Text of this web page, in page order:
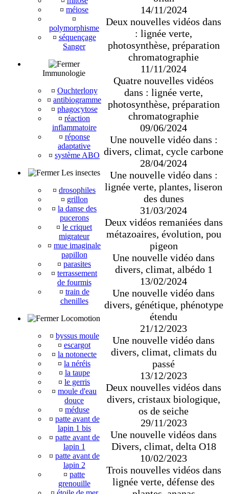
¤ méiose
¤
polymorphisme
¤ séquençage
Sanger
Immunologie
¤ Ouchterlony
¤ antibiogramme
¤ phagocytose
¤ réaction
inflammatoire
¤ réponse
adaptative
¤ système ABO
Les insectes
¤ drosophiles
¤ grillon
¤ la danse des
pucerons
¤ le criquet
migrateur
¤ mue imaginale
papillon
¤ parasites
¤ terrassement
de fourmis
¤ train de
chenilles
Locomotion
¤ byssus moule
¤ escargot
¤ la notonecte
¤ la néréis
¤ la taupe
¤ le gerris
¤ moule d'eau
douce
¤ méduse
¤ patte avant de
lapin 1 bis
¤ patte avant de
lapin 1
¤ patte avant de
lapin 2
¤ patte
grenouille
14/11/2024
Deux nouvelles vidéos dans
: lignée verte,
photosynthèse, préparation
chromatographie
11/11/2024
Quatre nouvelles vidéos
dans : lignée verte,
photosynthèse, préparation
chromatographie
09/06/2024
Une nouvelle vidéo dans :
divers, climat, cycle carbone
28/04/2024
Une nouvelle vidéo dans :
lignée verte, plantes, liseron
des dunes
31/03/2024
Deux vidéos remaniées dans
métazoaires, évolution, pou
pigeon
Une nouvelle vidéo dans
divers, climat, albédo 1
13/02/2024
Une nouvelle vidéo dans
divers, génétique, phénotype
étendu
21/12/2023
Une nouvelle vidéo dans
divers, climat, climats du
passé
13/12/2023
Deux nouvelles vidéos dans
divers, cristaux biologique,
os de seiche
29/11/2023
Une nouvelle vidéos dans
Divers, climat, delta O18
10/02/2023
Trois nouvelles vidéos dans
lignée verte, défense des